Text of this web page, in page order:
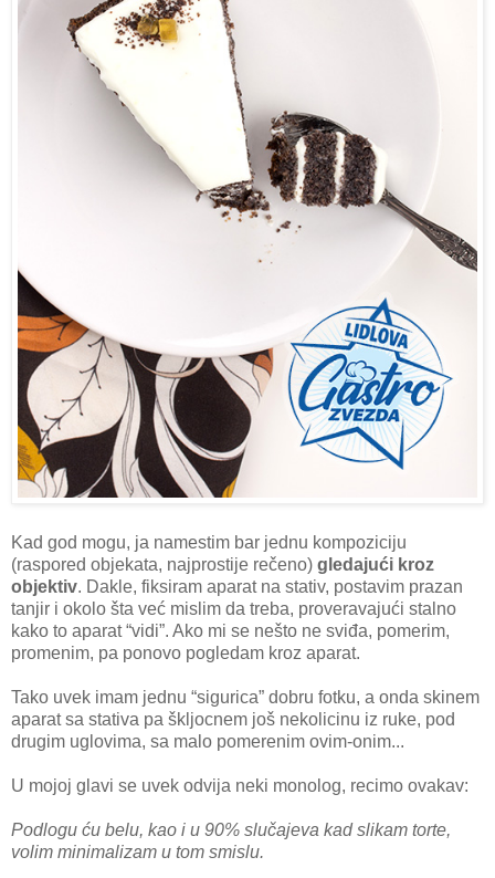
Kad god mogu, ja namestim bar jednu kompoziciju
(raspored objekata, najprostije rečeno) gledajući kroz
objektiv. Dakle, fiksiram aparat na stativ, postavim prazan
tanjir i okolo šta već mislim da treba, proveravajući stalno
kako to aparat “vidi”. Ako mi se nešto ne sviđa, pomerim,
promenim, pa ponovo pogledam kroz aparat.
Tako uvek imam jednu “sigurica” dobru fotku, a onda skinem
aparat sa stativa pa škljocnem još nekolicinu iz ruke, pod
drugim uglovima, sa malo pomerenim ovim-onim...
U mojoj glavi se uvek odvija neki monolog, recimo ovakav:
Podlogu ću belu, kao i u 90% slučajeva kad slikam torte,
volim minimalizam u tom smislu.